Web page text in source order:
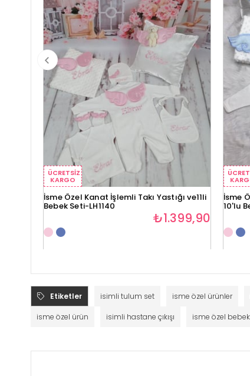
ÜCRETSIZ
KARGO
İsme Özel Kanat İşlemli Takı Yastığı ve11li
Bebek Seti-LH1140
₺1.399,90
İsme
10'lu
Etiketler isimli tulum set isme özel ürünler
isme özel ürün isimli hastane çıkışı isme özel